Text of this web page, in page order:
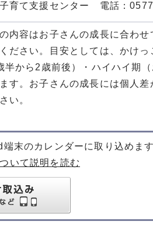
育て支援センター 電話：
内容はお子さんの成長に合わ
ださい。目安としては、かけ
半から2歳前後）・ハイハイ期
す。お子さんの成長には個人
い。
末のカレンダーに取り込めます
いて説明を読む